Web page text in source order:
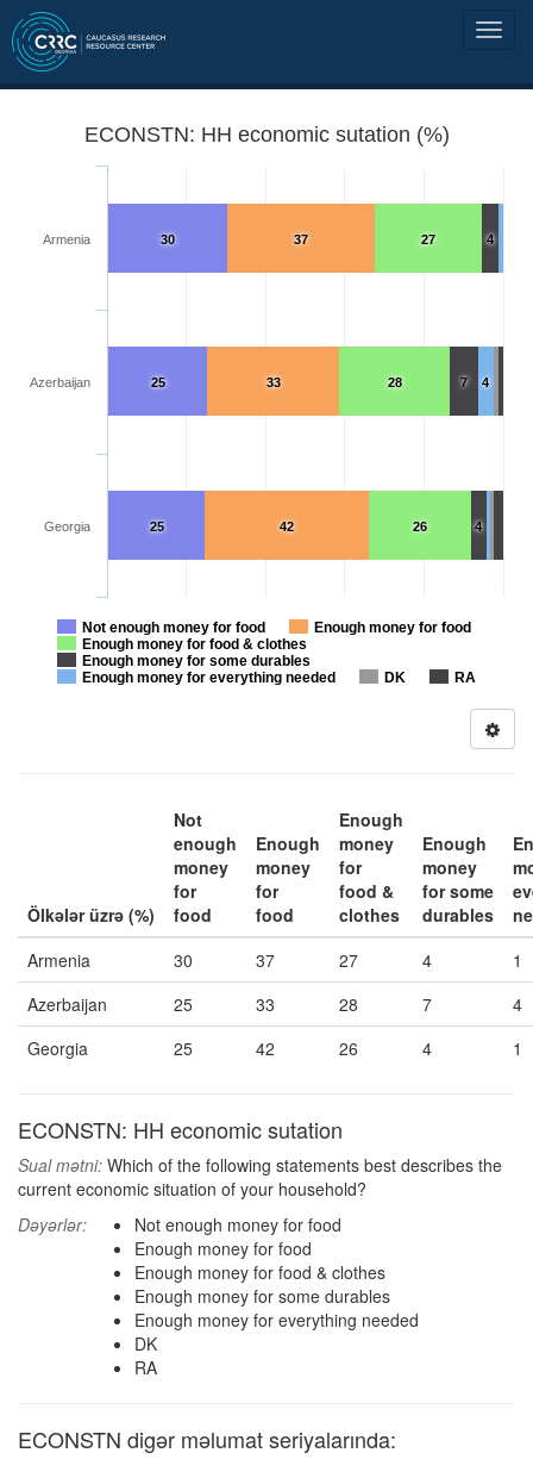
ECONSTN: HH economic sutation (%)
4
4
7
4
27
28
26
37
33
42
30
25
25
Not enough money for food
Enough money for food
Enough money for food & clothes
Enough money for some durables
Enough money for everything needed
DK RA
Armenia
Azerbaijan
Georgia
Ölkələr üzrə (%)
Not
enough
money
for
food
Enough
money
for
food
Enough
money
for
food &
clothes
Enough
money
for some
durables
Armenia
30 37 27 4
1
Azerbaijan
25 33 28 7
4
Georgia
25 42 26 4 1
ECONSTN: HH economic sutation
Sual mətni: Which of the following statements best describes the
current economic situation of your household?
Dəyərlər:
Not enough money for food
Enough money for food
Enough money for food & clothes
Enough money for some durables
Enough money for everything needed
DK
RA
ECONSTN digər məlumat seriyalarında: